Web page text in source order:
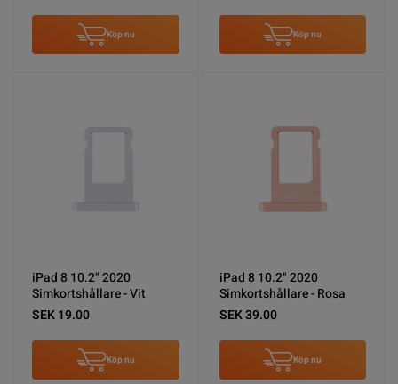
Köp nu Köp nu
iPad 8 10.2" 2020
Simkortshållare - Vit
SEK 19.00
Köp nu
iPad 8 10.2" 2020
Simkortshållare - Rosa
SEK 39.00
Köp nu